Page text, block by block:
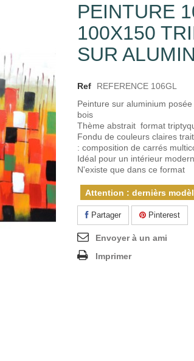
PEINTURE
100X150
SUR
Ref
REFERENCE 106GL
Peinture sur aluminium
bois
Thème abstrait format
Fondu de couleurs claires
: composition de carrés
Idéal pour un intérieur
N'existe que dans ce format
Attention : dernièrs
Partager Pinterest
Envoyer à un ami
Imprimer